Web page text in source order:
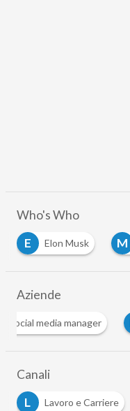
Who's Who
E
Elon Musk M
Aziende
social media manager
Canali
L
Lavoro e Carriere